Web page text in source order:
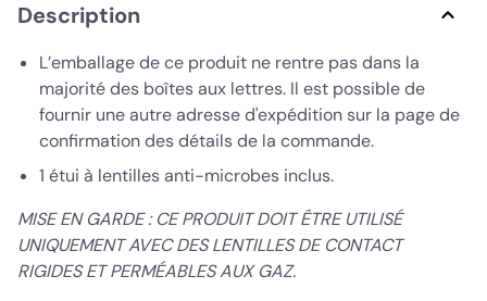
Description
L’emballage de ce produit ne rentre pas dans la
majorité des boîtes aux lettres. Il est possible de
fournir une autre adresse d'expédition sur la page de
confirmation des détails de la commande.
1 étui à lentilles anti-microbes inclus.
MISE EN GARDE : CE PRODUIT DOIT ÊTRE UTILISÉ
UNIQUEMENT AVEC DES LENTILLES DE CONTACT
RIGIDES ET PERMÉABLES AUX GAZ.